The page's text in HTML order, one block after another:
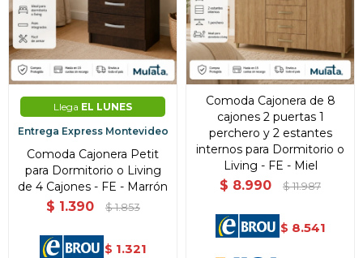
Llega EL LUNES
Entrega Express Montevideo
Comoda Cajonera Petit
para Dormitorio o Living
de 4 Cajones - FE - Marrón
$ 1.390 $ 1.853
$ 1.321
Comoda Cajonera de 8
cajones 2 puertas 1
perchero y 2 estantes
internos para Dormitorio o
Living - FE - Miel
$ 8.990 $ 11.987
$ 8.541